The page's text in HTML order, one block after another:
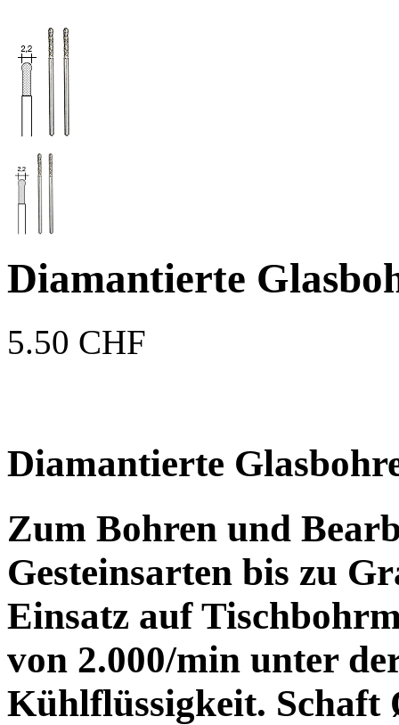
Diamantierte
5.50 CHF
Diamantierte
Zum Bohren und
Gesteinsarten bis zu
Einsatz auf
von 2.000/min unter
Kühlflüssigkeit. Schaft